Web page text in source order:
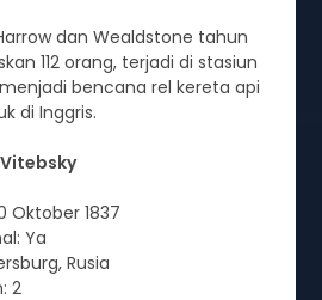
dan Wealdstone tahun
112 orang, terjadi di stasiun
bencana rel kereta api
di Inggris.
Oktober 1837
Ya
Rusia
2